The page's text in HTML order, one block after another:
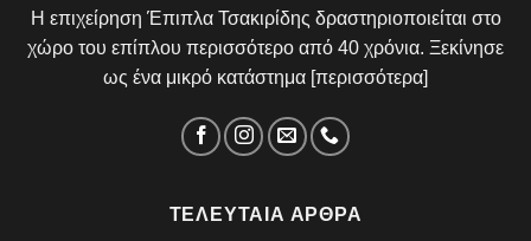
Η επιχείρηση Έπιπλα Τσακιρίδης δραστηριοποιείται στο
χώρο του επίπλου περισσότερο από 40 χρόνια. Ξεκίνησε
ως ένα μικρό κατάστημα [περισσότερα]
ΤΕΛΕΥΤΑΊΑ ΆΡΘΡΑ